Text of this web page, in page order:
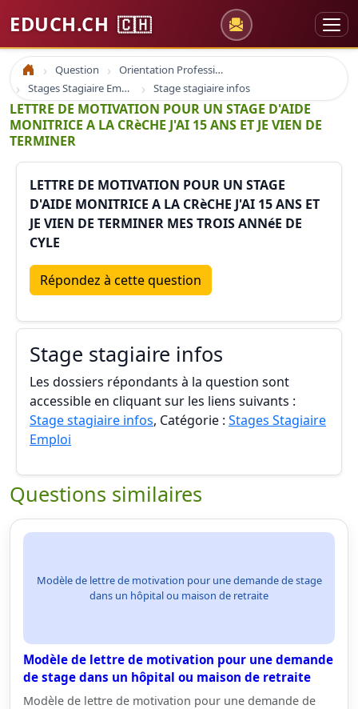
EDUCH.CH 🇨🇭
Accueil Question
Orientation Professionnelle
Stages Stagiaire Emploi
Stage stagiaire infos
LETTRE DE MOTIVATION POUR UN STAGE D'AIDE
MONITRICE A LA CRèCHE J'AI 15 ANS ET JE VIEN DE
TERMINER
LETTRE DE MOTIVATION POUR UN STAGE
D'AIDE MONITRICE A LA CRèCHE J'AI 15 ANS ET
JE VIEN DE TERMINER MES TROIS ANNéE DE
CYLE
Répondez à cette question
Stage stagiaire infos
Les dossiers répondants à la question sont
accessible en cliquant sur les liens suivants :
Stage stagiaire infos, Catégorie : Stages Stagiaire
Emploi
Questions similaires
Modèle de lettre de motivation pour une demande de stage
dans un hôpital ou maison de retraite
Modèle de lettre de motivation pour une demande
de stage dans un hôpital ou maison de retraite
Modèle de lettre de motivation pour une demande de